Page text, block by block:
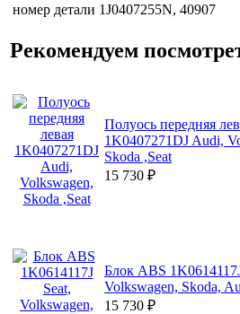
номер детали 1J0407255N, 40907
Рекомендуем
Полуось передняя
1K0407271DJ Audi,
Skoda ,Seat
15 730 ₽
Блок ABS
Volkswagen, Skoda,
15 730 ₽